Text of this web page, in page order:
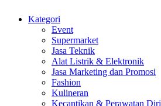
Kategori
Event
Supermarket
Jasa Teknik
Alat Listrik & Elektronik
Jasa Marketing dan Promosi
Fashion
Kulineran
Kecantikan & Perawatan Diri